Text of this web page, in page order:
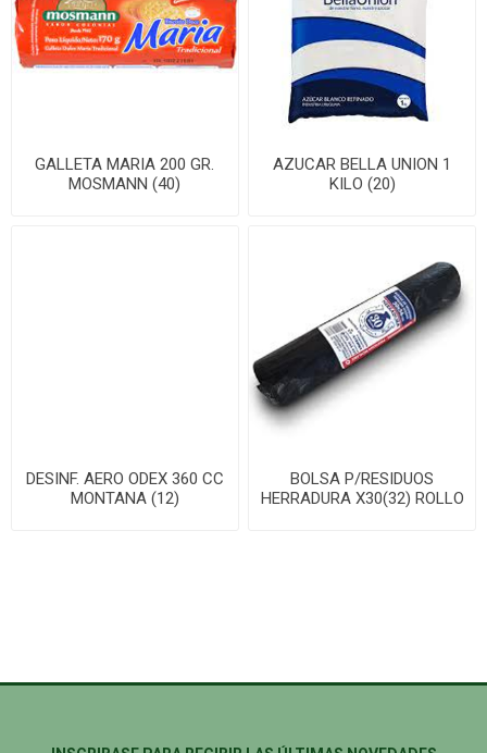
GALLETA MARIA 200 GR.
MOSMANN (40)
AZUCAR BELLA UNION 1
KILO (20)
DESINF. AERO ODEX 360 CC
MONTANA (12)
BOLSA P/RESIDUOS
HERRADURA X30(32) ROLLO